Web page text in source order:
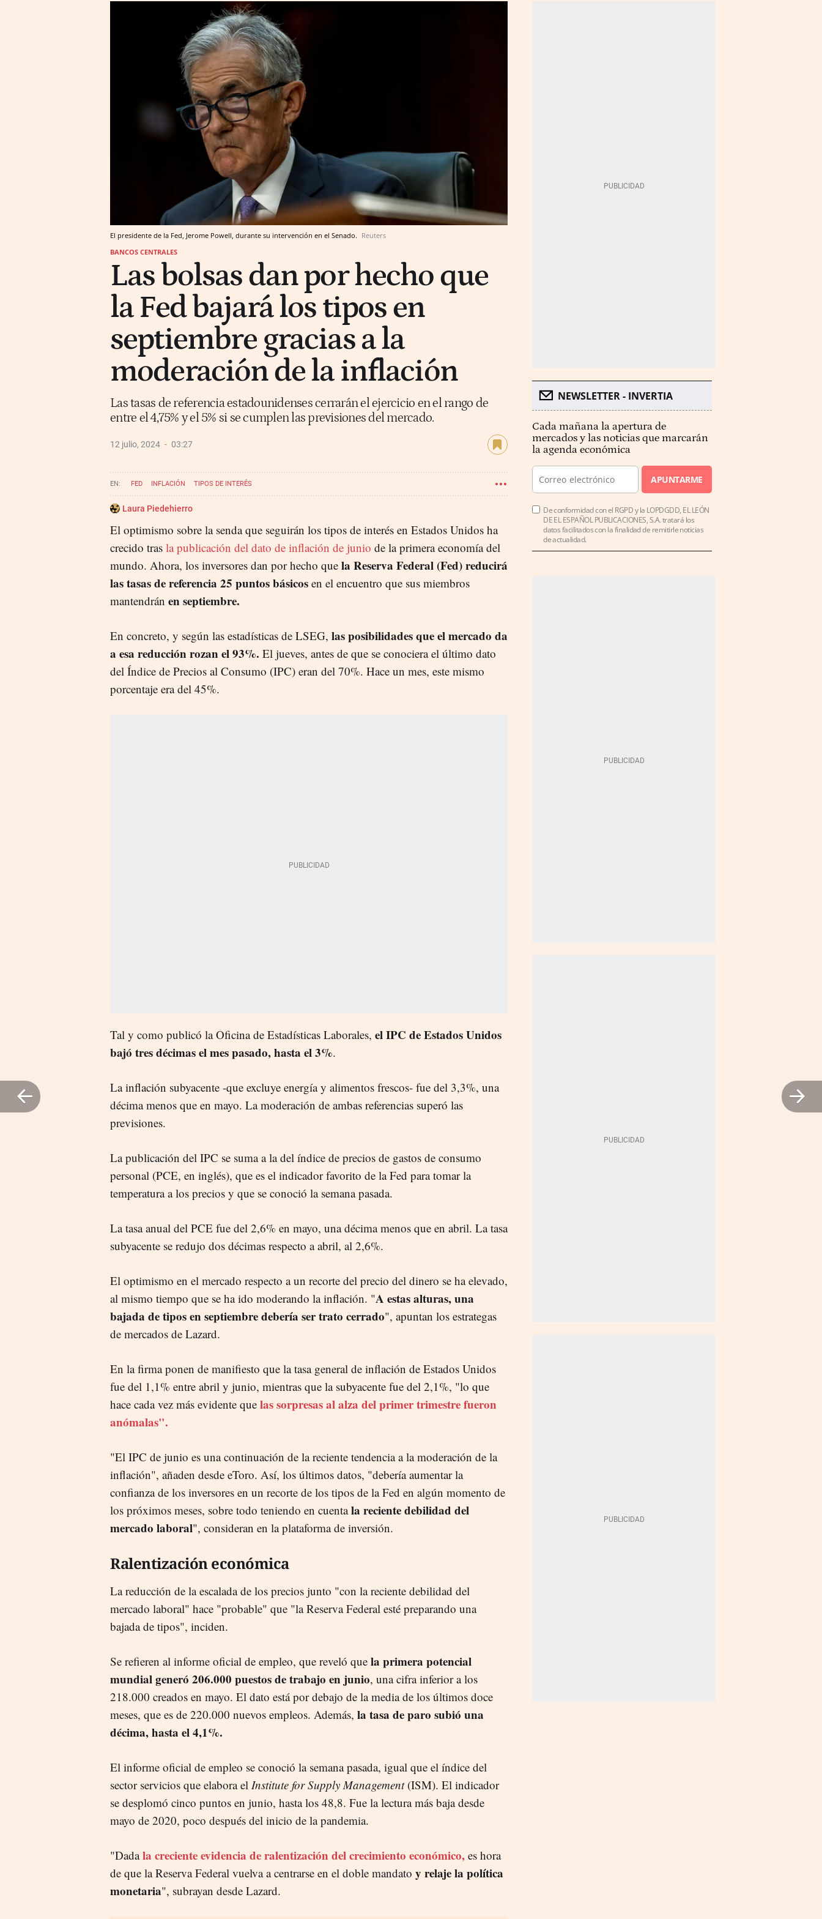
El presidente de la Fed, Jerome Powell, durante su intervención en el Senado. Reuters
BANCOS CENTRALES
Las bolsas dan por hecho que
la Fed bajará los tipos en
septiembre gracias a la
moderación de la inflación
Las tasas de referencia estadounidenses cerrarán el ejercicio en el rango de
entre el 4,75% y el 5% si se cumplen las previsiones del mercado.
12 julio, 2024 03:27
FED INFLACIÓN TIPOS DE INTERÉS
Laura Piedehierro
El optimismo sobre la senda que seguirán los tipos de interés en Estados Unidos ha
crecido tras la publicación del dato de inflación de junio de la primera economía del
mundo. Ahora, los inversores dan por hecho que la Reserva Federal (Fed) reducirá
las tasas de referencia 25 puntos básicos en el encuentro que sus miembros
mantendrán en septiembre.
En concreto, y según las estadísticas de LSEG, las posibilidades que el mercado da
a esa reducción rozan el 93%. El jueves, antes de que se conociera el último dato
del Índice de Precios al Consumo (IPC) eran del 70%. Hace un mes, este mismo
porcentaje era del 45%.
Tal y como publicó la Oficina de Estadísticas Laborales, el IPC de Estados Unidos
bajó tres décimas el mes pasado, hasta el 3%.
La inflación subyacente -que excluye energía y alimentos frescos- fue del 3,3%, una
décima menos que en mayo. La moderación de ambas referencias superó las
previsiones.
La publicación del IPC se suma a la del índice de precios de gastos de consumo
personal (PCE, en inglés), que es el indicador favorito de la Fed para tomar la
temperatura a los precios y que se conoció la semana pasada.
La tasa anual del PCE fue del 2,6% en mayo, una décima menos que en abril. La tasa
subyacente se redujo dos décimas respecto a abril, al 2,6%.
El optimismo en el mercado respecto a un recorte del precio del dinero se ha elevado,
al mismo tiempo que se ha ido moderando la inflación. "A estas alturas, una
bajada de tipos en septiembre debería ser trato cerrado", apuntan los estrategas
de mercados de Lazard.
En la firma ponen de manifiesto que la tasa general de inflación de Estados Unidos
fue del 1,1% entre abril y junio, mientras que la subyacente fue del 2,1%, "lo que
hace cada vez más evidente que las sorpresas al alza del primer trimestre fueron
anómalas".
"El IPC de junio es una continuación de la reciente tendencia a la moderación de la
inflación", añaden desde eToro. Así, los últimos datos, "debería aumentar la
confianza de los inversores en un recorte de los tipos de la Fed en algún momento de
los próximos meses, sobre todo teniendo en cuentala reciente debilidad del
mercado laboral", consideran en la plataforma de inversión.
Ralentización económica
La reducción de la escalada de los precios junto "con la reciente debilidad del
mercado laboral" hace "probable" que "la Reserva Federal esté preparando una
bajada de tipos", inciden.
Se refieren al informe oficial de empleo, que reveló que la primera potencial
mundial generó 206.000 puestos de trabajo en junio, una cifra inferior a los
218.000 creados en mayo. El dato está por debajo de la media de los últimos doce
meses, que es de 220.000 nuevos empleos. Además, la tasa de paro subió una
décima, hasta el 4,1%.
El informe oficial de empleo se conoció la semana pasada, igual que el índice del
sector servicios que elabora el Institute for Supply Management(ISM). El indicador
se desplomó cinco puntos en junio, hasta los 48,8. Fue la lectura más baja desde
mayo de 2020, poco después del inicio de la pandemia.
"Dadala creciente evidencia de ralentización del crecimiento económico, es hora
de que la Reserva Federal vuelva a centrarse en el doble mandato y relaje la política
monetaria", subrayan desde Lazard.
NEWSLETTER - INVERTIA
Cada mañana la apertura de
mercados y las noticias que marcarán
la agenda económica
APUNTARME
De conformidad con el RGPD y la LOPDGDD, EL LEÓN
DE EL ESPAÑOL PUBLICACIONES, S.A. tratará los
datos facilitados con la finalidad de remitirle noticias
de actualidad.